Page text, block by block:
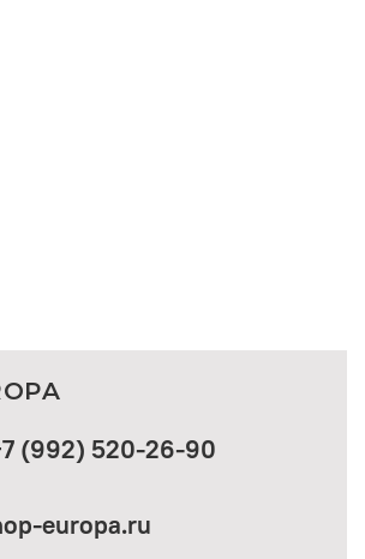
+7 (992) 520-26-90
europa.ru